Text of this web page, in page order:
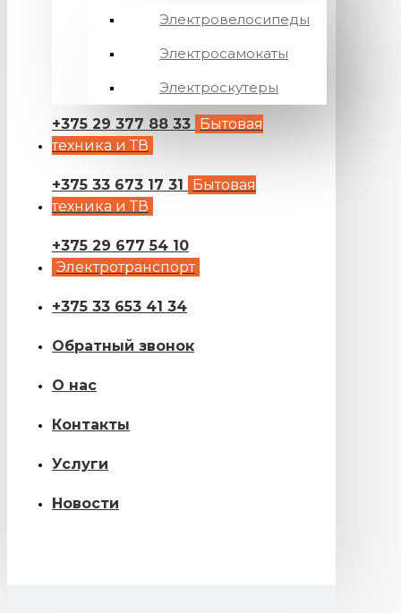
Электровелосипеды
Электросамокаты
Электроскутеры
+375 29 377 88 33 Бытовая
техника и ТВ
+375 33 673 17 31
Бытовая
техника и ТВ
+375 29 677 54 10
Электротранспорт
+375 33 653 41 34
Обратный звонок
О нас
Контакты
Услуги
Новости